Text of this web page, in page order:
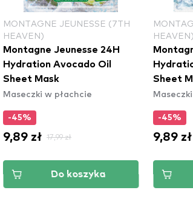
JEUNESSE (7TH
Jeunesse 24H
Avocado Oil
płachcie
17,99 zł
Do koszyka
MONTAGNE
Montagne
Hydration Rice
Sheet Mask
Maseczki w płachcie
17,99 zł
Do